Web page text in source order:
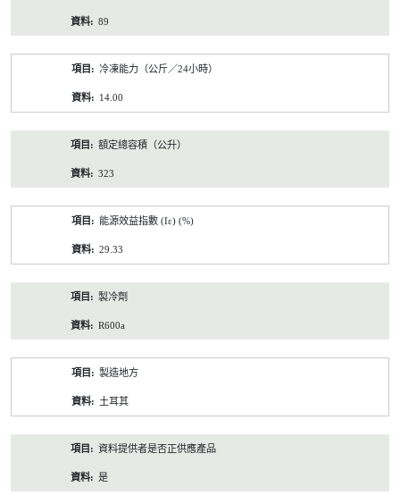
89
冷凍能力（公斤／24小時）
14.00
額定總容積（公升）
323
能源效益指數 (Iε) (%)
29.33
製冷劑
R600a
製造地方
土耳其
資料提供者是否正供應產品
是